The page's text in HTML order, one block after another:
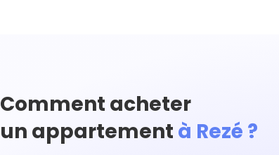
Comment acheter
un appartement à Rezé ?